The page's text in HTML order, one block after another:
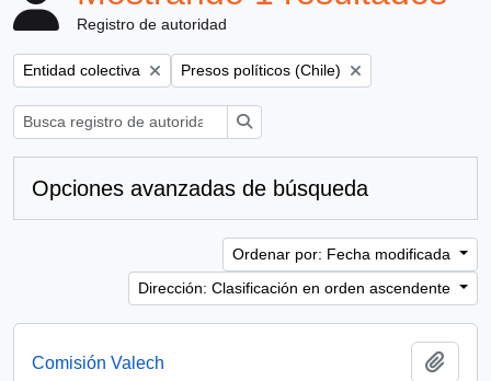
Registro de autoridad
Remove filter:
Entidad colectiva Remove filter:
Presos políticos (Chile)
Opciones avanzadas de búsqueda
Ordenar por: Fecha modificada
Dirección: Clasificación en orden ascendente
Comisión Valech